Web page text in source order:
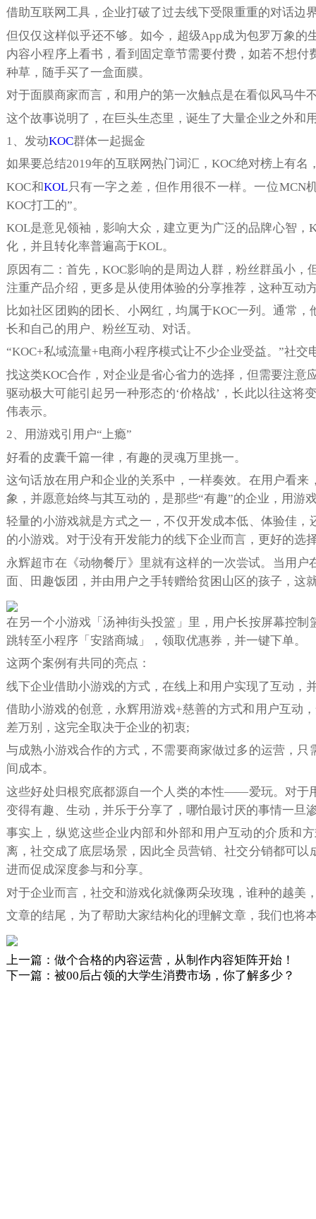
借助互联网工具，企业打破了过去线下受限重重的对话边
但仅仅这样似乎还不够。如今，超级App成为包罗万象
内容小程序上看书，看到固定章节需要付费，如若不想
种草，随手买了一盒面膜。
对于面膜商家而言，和用户的第一次触点是在看似风马牛
这个故事说明了，在巨头生态里，诞生了大量企业之外和
1、发动KOC群体一起掘金
如果要总结2019年的互联网热门词汇，KOC绝对榜上有名
KOC和KOL 只有一字之差，但作用很不一样。一位MCN
KOC打工的”。
KOL是意见领袖，影响大众，建立更为广泛的品牌心智
化，并且转化率普遍高于KOL。
原因有二：首先，KOC影响的是周边人群，粉丝群虽小
注重产品介绍，更多是从使用体验的分享推荐，这种互动
比如社区团购的团长、小网红，均属于KOC一列。通常
长和自己的用户、粉丝互动、对话。
“KOC+私域流量+电商小程序模式让不少企业受益。”社
找这类KOC合作，对企业是省心省力的选择，但需要注
驱动极大可能引起另一种形态的‘价格战’，长此以往这
伟表示。
2、用游戏引用户“上瘾”
好看的皮囊千篇一律，有趣的灵魂万里挑一。
这句话放在用户和企业的关系中，一样奏效。在用户看
象，并愿意始终与其互动的，是那些“有趣”的企业，用游
轻量的小游戏就是方式之一，不仅开发成本低、体验佳
的小游戏。对于没有开发能力的线下企业而言，更好的选
永辉超市在《动物餐厅》里就有这样的一次尝试。当用
面、田趣饭团，并由用户之手转赠给贫困山区的孩子，这
在另一个小游戏「汤神街头投篮」里，用户长按屏幕控
跳转至小程序「安踏商城」，领取优惠券，并一键下单。
这两个案例有共同的亮点：
线下企业借助小游戏的方式，在线上和用户实现了互动，
借助小游戏的创意，永辉用游戏+慈善的方式和用户互动
差万别，这完全取决于企业的初衷;
与成熟小游戏合作的方式，不需要商家做过多的运营，
间成本。
这些好处归根究底都源自一个人类的本性——爱玩。对于
变得有趣、生动，并乐于分享了，哪怕最讨厌的事情一旦
事实上，纵览这些企业内部和外部和用户互动的介质和
离，社交成了底层场景，因此全员营销、社交分销都可
进而促成深度参与和分享。
对于企业而言，社交和游戏化就像两朵玫瑰，谁种的越美
文章的结尾，为了帮助大家结构化的理解文章，我们也将
上一篇：做个合格的内容运营，从制作内容矩阵开始！
下一篇：被00后占领的大学生消费市场，你了解多少？